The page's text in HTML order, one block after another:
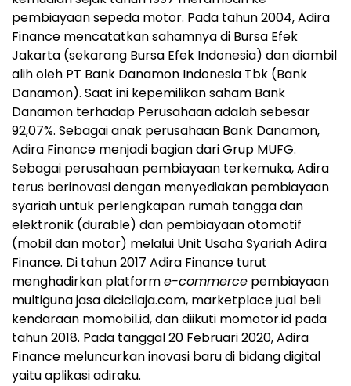
pembiayaan sepeda motor. Pada tahun 2004, Adira
Finance mencatatkan sahamnya di Bursa Efek
Jakarta (sekarang Bursa Efek Indonesia) dan diambil
alih oleh PT Bank Danamon Indonesia Tbk (Bank
Danamon). Saat ini kepemilikan saham Bank
Danamon terhadap Perusahaan adalah sebesar
92,07%. Sebagai anak perusahaan Bank Danamon,
Adira Finance menjadi bagian dari Grup MUFG.
Sebagai perusahaan pembiayaan terkemuka, Adira
terus berinovasi dengan menyediakan pembiayaan
syariah untuk perlengkapan rumah tangga dan
elektronik (durable) dan pembiayaan otomotif
(mobil dan motor) melalui Unit Usaha Syariah Adira
Finance. Di tahun 2017 Adira Finance turut
menghadirkan platforme-commerce pembiayaan
multiguna jasa dicicilaja.com, marketplace jual beli
kendaraan momobil.id, dan diikuti momotor.id pada
tahun 2018. Pada tanggal 20 Februari 2020, Adira
Finance meluncurkan inovasi baru di bidang digital
yaitu aplikasi adiraku.